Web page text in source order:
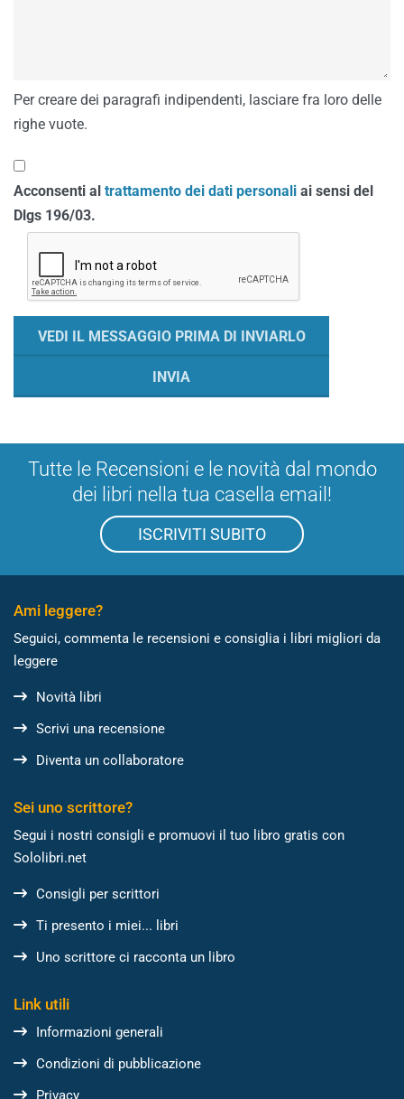
Per creare dei paragrafi indipendenti, lasciare fra loro delle
righe vuote.
Acconsenti al trattamento dei dati personali ai sensi del
Dlgs 196/03.
Tutte le Recensioni e le novità dal mondo
dei libri nella tua casella email!
ISCRIVITI SUBITO
Ami leggere?
Seguici, commenta le recensioni e consiglia i libri migliori da
leggere
Novità libri
Scrivi una recensione
Diventa un collaboratore
Sei uno scrittore?
Segui i nostri consigli e promuovi il tuo libro gratis con
Sololibri.net
Consigli per scrittori
Ti presento i miei... libri
Uno scrittore ci racconta un libro
Link utili
Informazioni generali
Condizioni di pubblicazione
Privacy